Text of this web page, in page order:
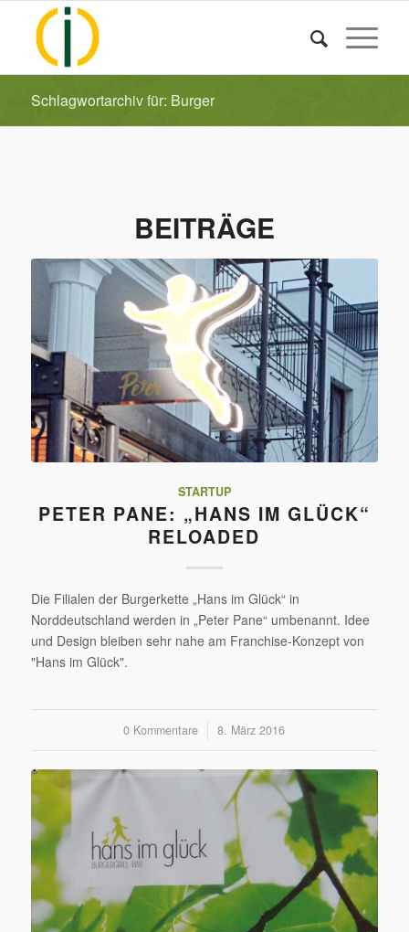
Schlagwortarchiv für: Burger
BEITRÄGE
STARTUP
PETER PANE: „HANS IM GLÜCK“
RELOADED
Die Filialen der Burgerkette „Hans im Glück“ in
Norddeutschland werden in „Peter Pane“ umbenannt. Idee
und Design bleiben sehr nahe am Franchise-Konzept von
"Hans im Glück".
0 Kommentare
/ 8. März 2016